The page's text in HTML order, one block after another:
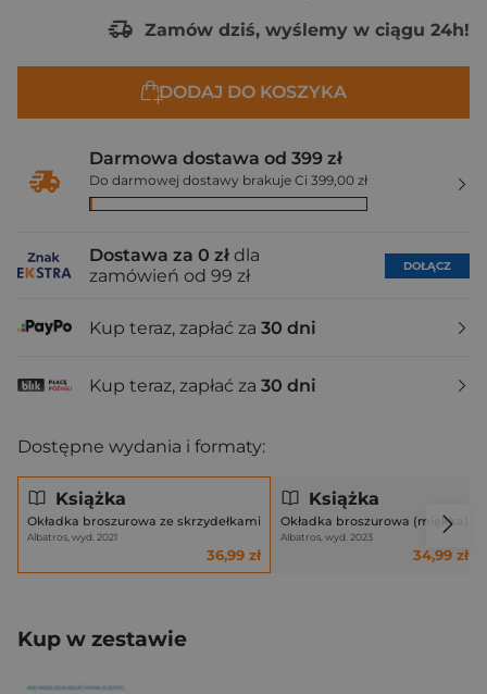
Zamów dziś, wyślemy w ciągu 24h!
DODAJ DO KOSZYKA
Darmowa dostawa od 399 zł
Do darmowej dostawy brakuje Ci 399,00 zł
Dostawa za 0 zł dla
zamówień od 99 zł
DOŁĄCZ
Kup teraz, zapłać za 30 dni
Kup teraz, zapłać za 30 dni
Dostępne wydania i formaty:
Książka
Okładka broszurowa ze skrzydełkami
Albatros, wyd. 2021
36,99 zł
Książka
Okładka broszurowa (miękka)
Albatros, wyd. 2023
34,99 zł
Kup w zestawie